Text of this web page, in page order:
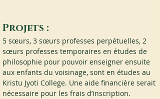
Projets :
5 sœurs, 3 sœurs professes perpétuelles, 2
sœurs professes temporaires en études de
philosophie pour pouvoir enseigner ensuite
aux enfants du voisinage, sont en études au
Kristu Jyoti College. Une aide financière serait
nécessaire pour les frais d’inscription.